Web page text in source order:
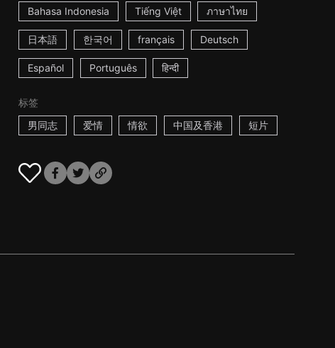
Bahasa Indonesia Tiếng Việt ภาษาไทย
日本語 한국어 français Deutsch
Español Português हिन्दी
标签
男同志
爱情 情欲 中国及香港 短片